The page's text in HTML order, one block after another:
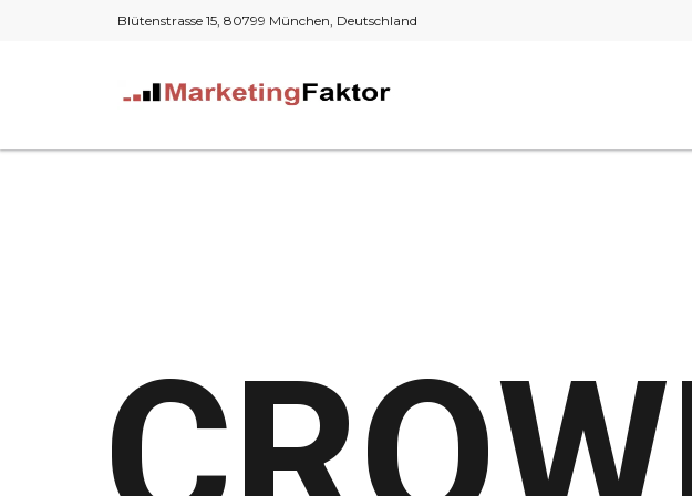
Blütenstrasse 15, 80799 München, Deutschland